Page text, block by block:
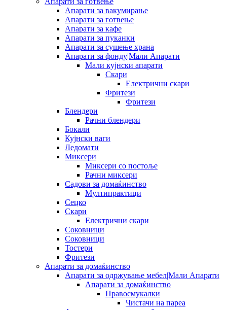
Апарати за вакумирање
Апарати за готвење
Апарати за кафе
Апарати за пуканки
Апарати за сушење храна
Апарати за фонду|Мали Апарати
Мали кујнски апарати
Скари
Електрични скари
Фритези
Фритези
Блендери
Рачни блендери
Бокали
Кујнски ваги
Ледомати
Миксери
Миксери со постоље
Рачни миксери
Садови за домаќинство
Мултипрактици
Сецко
Скари
Електрични скари
Соковници
Соковници
Тостери
Фритези
Апарати за домаќинство
Апарати за одржување мебел|Мали Апарати
Апарати за домаќинство
Правосмукалки
Чистачи на пареа